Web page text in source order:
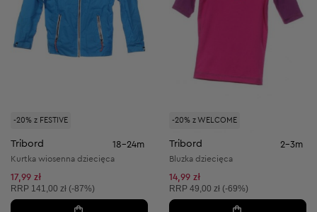
-20% z FESTIVE
Tribord 18-24m
Kurtka wiosenna dziecięca
17,99 zł
Cena sugerowana:
RRP 141,00 zł (-87%)
-20% z WELCOME
Tribord 2-3m
Bluzka dziecięca
14,99 zł
Cena sugerowana:
RRP 49,00 zł (-69%)